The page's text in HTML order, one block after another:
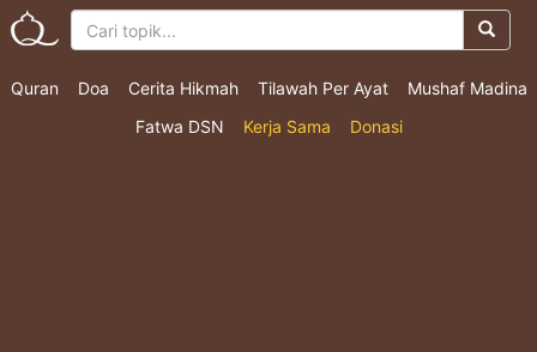
Quran Doa Cerita Hikmah Tilawah Per Ayat
Mushaf Madina
Fatwa DSN
Kerja Sama Donasi